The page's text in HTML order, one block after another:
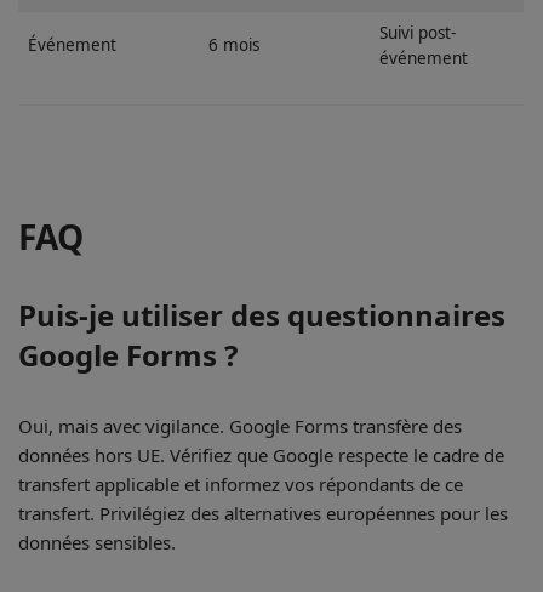
Événement 6 mois
Suivi post-
événement
FAQ
Puis-je utiliser des questionnaires
Google Forms ?
Oui, mais avec vigilance. Google Forms transfère des
données hors UE. Vérifiez que Google respecte le cadre de
transfert applicable et informez vos répondants de ce
transfert. Privilégiez des alternatives européennes pour les
données sensibles.